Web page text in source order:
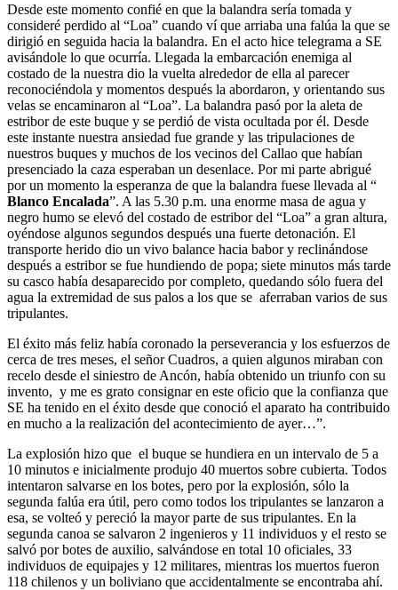
Desde este momento confié en que la balandra sería tomada y
consideré perdido al “Loa” cuando ví que arriaba una falúa la que se
dirigió en seguida hacia la balandra. En el acto hice telegrama a SE
avisándole lo que ocurría. Llegada la embarcación enemiga al
costado de la nuestra dio la vuelta alrededor de ella al parecer
reconociéndola y momentos después la abordaron, y orientando sus
velas se encaminaron al “Loa”. La balandra pasó por la aleta de
estribor de este buque y se perdió de vista ocultada por él. Desde
este instante nuestra ansiedad fue grande y las tripulaciones de
nuestros buques y muchos de los vecinos del Callao que habían
presenciado la caza esperaban un desenlace. Por mi parte abrigué
por un momento la esperanza de que la balandra fuese llevada al “
Blanco Encalada”. A las 5.30 p.m. una enorme masa de agua y
negro humo se elevó del costado de estribor del “Loa” a gran altura,
oyéndose algunos segundos después una fuerte detonación. El
transporte herido dio un vivo balance hacia babor y reclinándose
después a estribor se fue hundiendo de popa; siete minutos más tarde
su casco había desaparecido por completo, quedando sólo fuera del
agua la extremidad de sus palos a los que se aferraban varios de sus
tripulantes.
El éxito más feliz había coronado la perseverancia y los esfuerzos de
cerca de tres meses, el señor Cuadros, a quien algunos miraban con
recelo desde el siniestro de Ancón, había obtenido un triunfo con su
invento, y me es grato consignar en este oficio que la confianza que
SE ha tenido en el éxito desde que conoció el aparato ha contribuido
en mucho a la realización del acontecimiento de ayer…”.
La explosión hizo que el buque se hundiera en un intervalo de 5 a
10 minutos e inicialmente produjo 40 muertos sobre cubierta. Todos
intentaron salvarse en los botes, pero por la explosión, sólo la
segunda falúa era útil, pero como todos los tripulantes se lanzaron a
esa, se volteó y pereció la mayor parte de sus tripulantes. En la
segunda canoa se salvaron 2 ingenieros y 11 individuos y el resto se
salvó por botes de auxilio, salvándose en total 10 oficiales, 33
individuos de equipajes y 12 militares, mientras los muertos fueron
118 chilenos y un boliviano que accidentalmente se encontraba ahí.